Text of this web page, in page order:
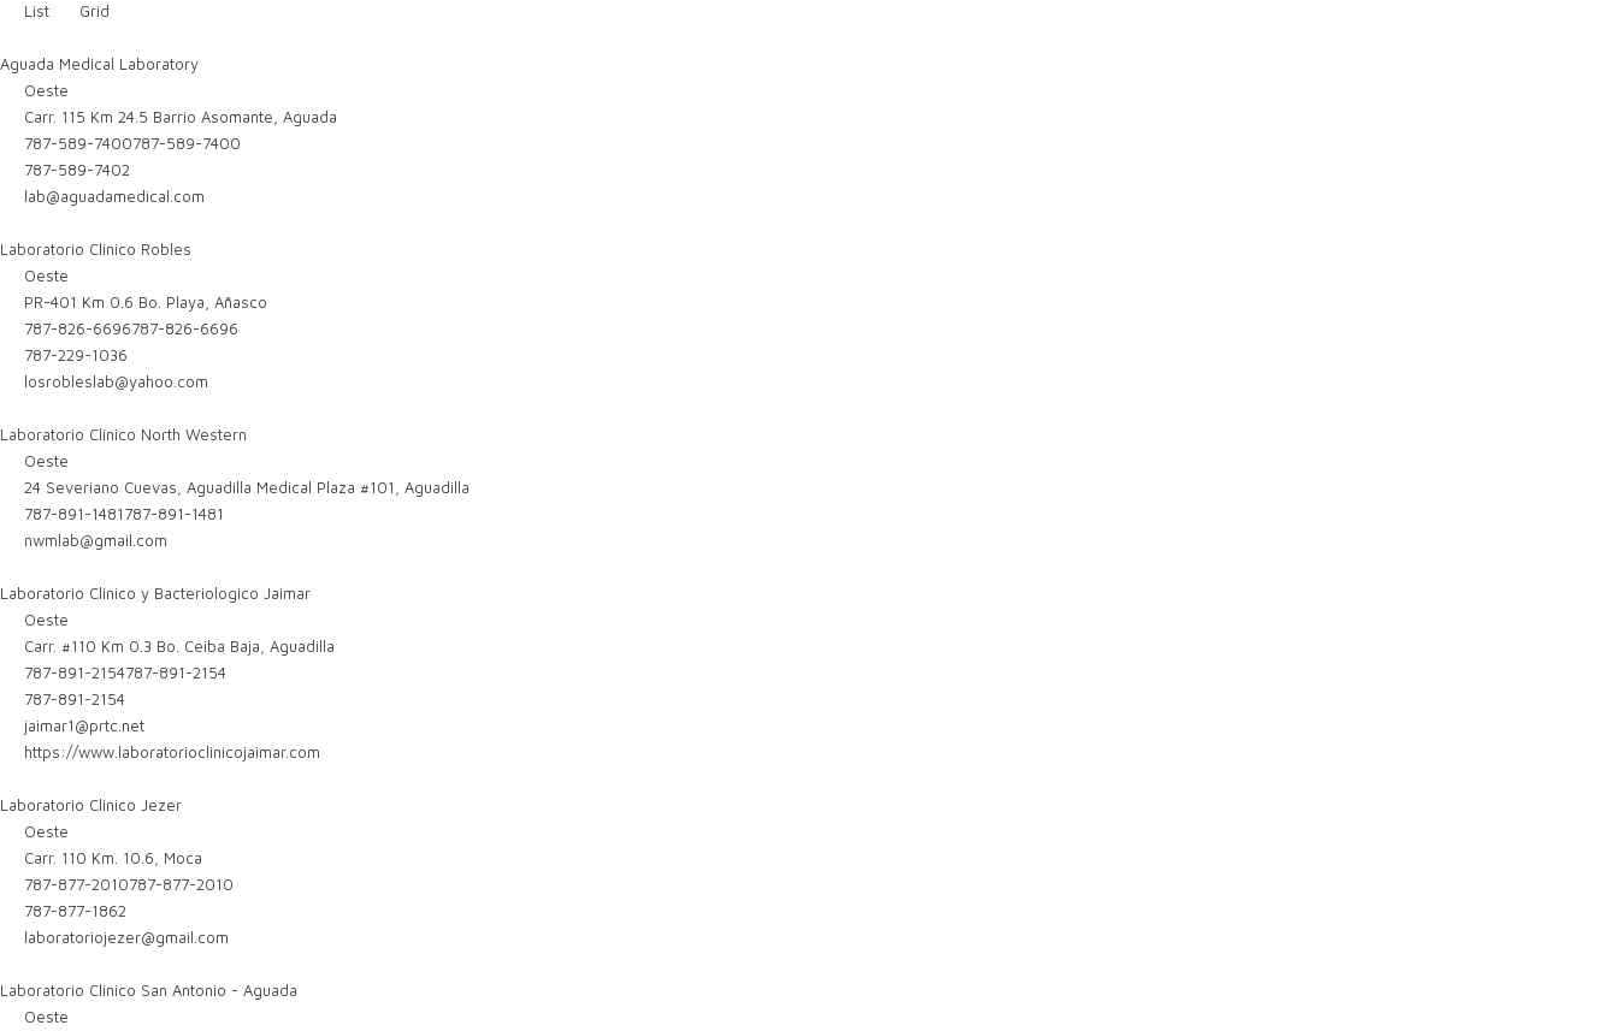
List
Grid
Aguada Medical Laboratory
Oeste
Carr. 115 Km 24.5 Barrio Asomante, Aguada
787-589-7400787-589-7400
787-589-7402
lab@aguadamedical.com
Laboratorio Clinico Robles
Oeste
PR-401 Km 0.6 Bo. Playa, Añasco
787-826-6696787-826-6696
787-229-1036
losrobleslab@yahoo.com
Laboratorio Clinico North Western
Oeste
24 Severiano Cuevas, Aguadilla Medical Plaza #101, Aguadilla
787-891-1481787-891-1481
nwmlab@gmail.com
Laboratorio Clinico y Bacteriologico Jaimar
Oeste
Carr. #110 Km 0.3 Bo. Ceiba Baja, Aguadilla
787-891-2154787-891-2154
787-891-2154
jaimar1@prtc.net
https://www.laboratorioclinicojaimar.com
Laboratorio Clinico Jezer
Oeste
Carr. 110 Km. 10.6, Moca
787-877-2010787-877-2010
787-877-1862
laboratoriojezer@gmail.com
Laboratorio Clinico San Antonio - Aguada
Oeste